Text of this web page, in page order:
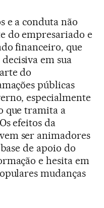
e a conduta não
do empresariado e
financeiro, que
em sua
do
públicas
especialmente
que tramita a
efeitos da
ser animadores
de apoio do
e hesita em
mudanças